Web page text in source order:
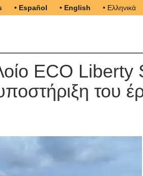
• Español • English • Ελληνικά
ECO Liberty
του